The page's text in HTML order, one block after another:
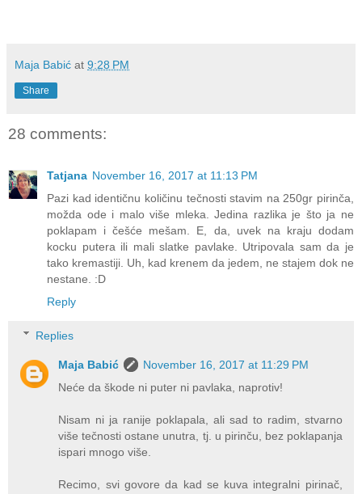
Maja Babić at 9:28 PM
Share
28 comments:
Tatjana November 16, 2017 at 11:13 PM
Pazi kad identičnu količinu tečnosti stavim na 250gr pirinča,
možda ode i malo više mleka. Jedina razlika je što ja ne
poklapam i češće mešam. E, da, uvek na kraju dodam
kocku putera ili mali slatke pavlake. Utripovala sam da je
tako kremastiji. Uh, kad krenem da jedem, ne stajem dok ne
nestane. :D
Reply
Replies
Maja Babić
November 16, 2017 at 11:29 PM
Neće da škode ni puter ni pavlaka, naprotiv!
Nisam ni ja ranije poklapala, ali sad to radim, stvarno
više tečnosti ostane unutra, tj. u pirinču, bez poklapanja
ispari mnogo više.
Recimo, svi govore da kad se kuva integralni pirinač,